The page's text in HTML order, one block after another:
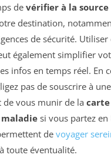
de vérifier à la source
destination,
de sécurité.
également simplifier
infos en temps réel. En
pas de souscrire à une
de vous munir de la
maladie si vous partez en
de voyager
toute éventualité.